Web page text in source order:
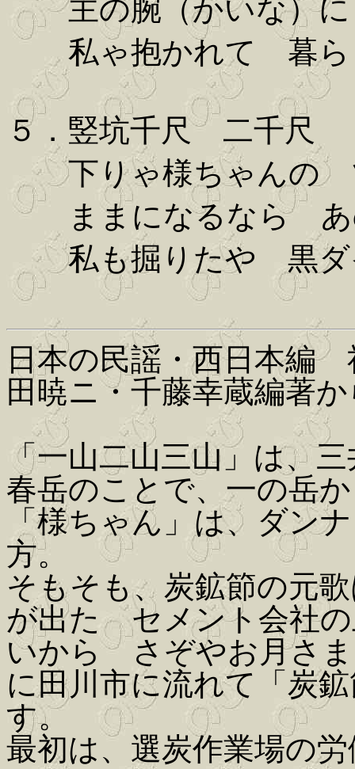
主の腕（かいな）
私ゃ抱かれて 暮ら
５．竪坑千尺 二千尺
下りゃ様ちゃんの
ままになるなら あ
私も掘りたや 黒ダ
日本の民謡・西日本編
田暁ニ・千藤幸蔵編著
「一山二山三山」は、
春岳のことで、一の岳
「様ちゃん」は、ダン
方。
そもそも、炭鉱節の元
が出た セメント会社
いから さぞやお月さ
に田川市に流れて「炭
す。
最初は、選炭作業場の